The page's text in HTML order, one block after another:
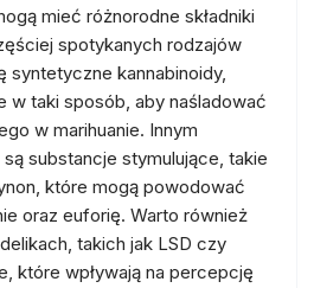
mieć różnorodne składniki
spotykanych rodzajów
syntetyczne kannabinoidy,
w taki sposób, aby naśladować
w marihuanie. Innym
substancje stymulujące, takie
które mogą powodować
oraz euforię. Warto również
takich jak LSD czy
które wpływają na percepcję